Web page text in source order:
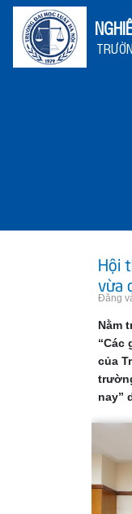
Hội
vừa
Đăng
Nằm
“Các
của
nay”